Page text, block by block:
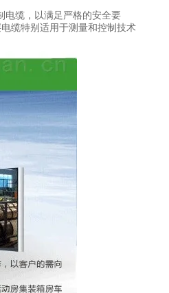
电缆，以满足严格的安全要
缆特别适用于测量和控制技术